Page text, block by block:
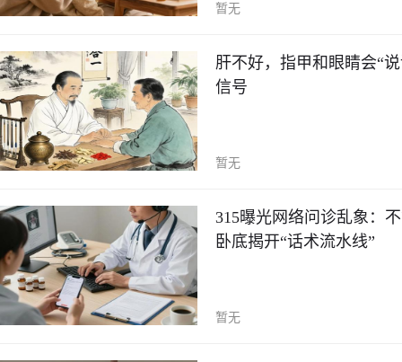
暂无
肝不好，指甲和眼睛会“
信号
暂无
315曝光网络问诊乱象：
卧底揭开“话术流水线”
暂无